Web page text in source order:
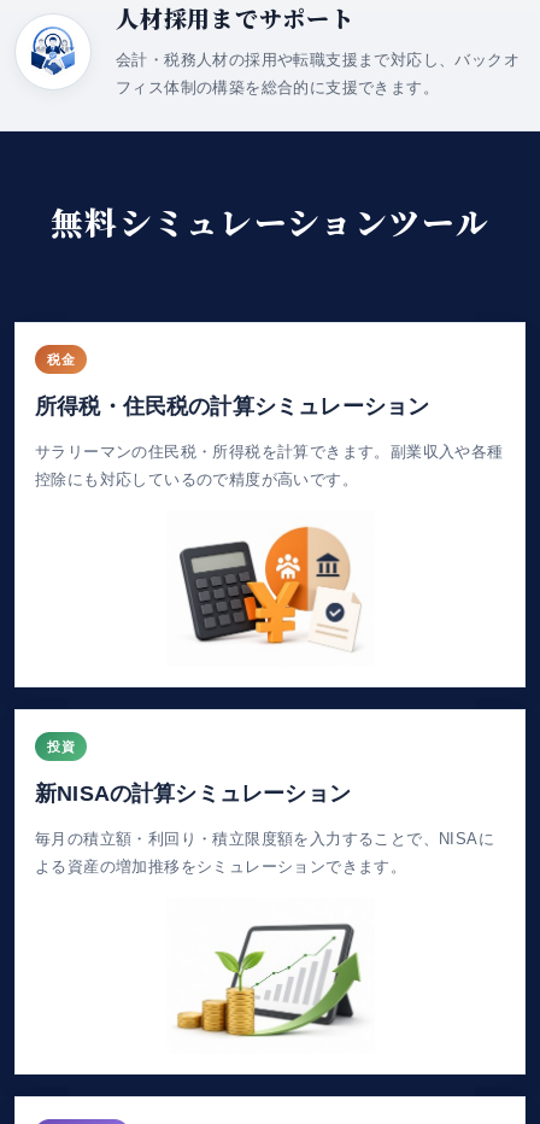
人材採用までサポート
会計・税務人材の採用や転職支援まで対応し、バックオ
フィス体制の構築を総合的に支援できます。
無料シミュレーションツール
税金
所得税・住民税の計算シミュレーション
サラリーマンの住民税・所得税を計算できます。副業収入や各種
控除にも対応しているので精度が高いです。
投資
新NISAの計算シミュレーション
毎月の積立額・利回り・積立限度額を入力することで、NISAに
よる資産の増加推移をシミュレーションできます。